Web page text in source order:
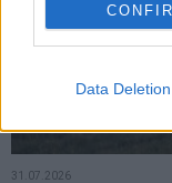
Data Deletion
31.07.2026